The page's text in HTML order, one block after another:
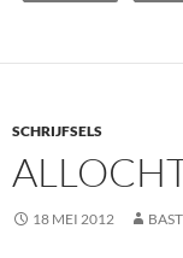
SCHRIJFSELS
18 MEI 2012